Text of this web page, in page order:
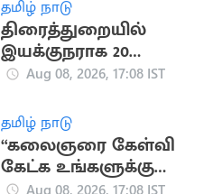
தமிழ் நாடு
திரைத்துறையில்
இயக்குநராக 20
ஆண்டுகள் நிறைவு..
நெகிழ்ச்சி பதிவு
Aug 08, 2026, 17:08 IST
தமிழ் நாடு
“கலைஞரை கேள்வி
கேட்க உங்களுக்கு
Aug 08, 2026, 17:08 IST